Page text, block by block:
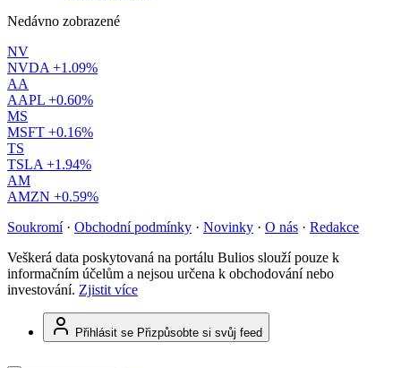
Nedávno zobrazené
NV
NVDA +1.09%
AA
AAPL +0.60%
MS
MSFT +0.16%
TS
TSLA +1.94%
AM
AMZN +0.59%
Soukromí · Obchodní podmínky · Novinky · O nás · Redakce
Veškerá data poskytovaná na portálu Bulios slouží pouze k
informačním účelům a nejsou určena k obchodování nebo
investování. Zjistit více
Přihlásit se Přizpůsobte si svůj feed